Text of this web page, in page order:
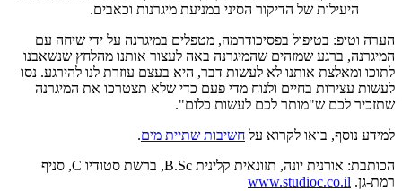
היעילות של הדיקור הסיני במניעת מיגרנות וכאבים.
הערה וטיפ: בטיפול בפסיכודרמה, מטפלים במיגרנה על ידי שיחה עם
המיגרנה, ברגע שמזהים שהמיגרנה באה לעצור אותנו מהלחץ שנשאבנו
לתוכו ומאלצת אותנו לא לעשות דבר, היא בעצם עוזרת לנו להירגע. נסו
לעשות עצירות בחיים ולנוח מדי פעם כדי שלא תצטרכו את המיגרנה
שתזכיר לכם ש"מותר לכם לעשות כלום".
למידע נוסף, בואו לקרוא על חשיבות שתיית מים.
הכותבת: אורנית יונה, תזונאית קלינית B.Sc, ברשת סטודיו C, סניף
רמת-גן. www.studioc.co.il